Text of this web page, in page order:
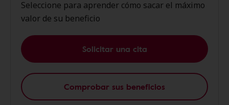
Seleccione para aprender cómo sacar el máximo
valor de su beneficio
Solicitar una cita
Comprobar sus beneficios